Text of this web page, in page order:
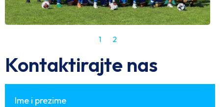
1 2
Kontaktirajte nas
Ime i prezime